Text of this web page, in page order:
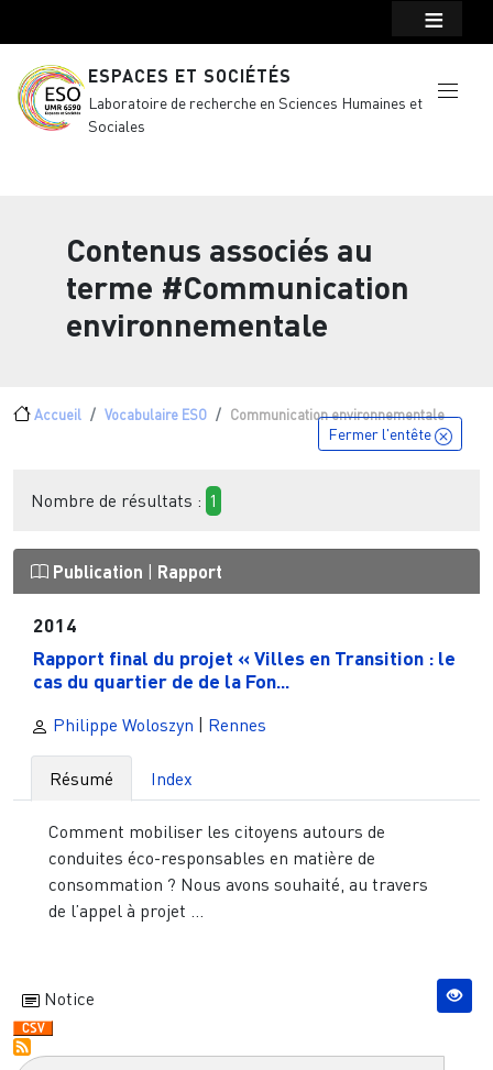
ESPACES ET SOCIÉTÉS
Laboratoire de recherche en Sciences Humaines et
Sociales
Contenus associés au
terme #Communication
environnementale
Fil d'Ariane
Accueil Vocabulaire ESO Communication environnementale
Fermer l'entête
Nombre de résultats : 1
Publication Rapport
2014
Rapport final du projet « Villes en Transition : le
cas du quartier de de la Fon...
Philippe Woloszyn | Rennes
Résumé Index
Comment mobiliser les citoyens autours de
conduites éco-responsables en matière de
consommation ? Nous avons souhaité, au travers
de l’appel à projet ...
Notice